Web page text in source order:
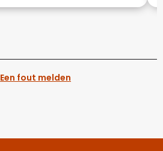
Een fout melden